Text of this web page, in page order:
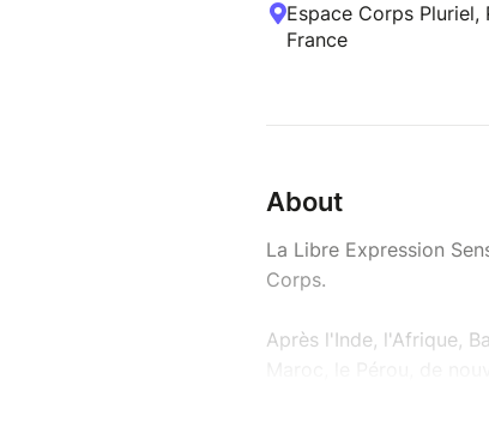
Espace Corps Pluriel,
France
About
La Libre Expression
Corps.
Après l'Inde, l'Afrique,
Maroc, le Pérou, de